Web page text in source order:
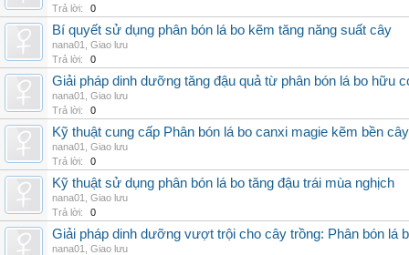
Trả lời:
0
Bí quyết sử dụng phân bón lá bo kẽm tăng năng suất cây
nana01
Giao lưu
Trả lời:
0
Giải pháp dinh dưỡng tăng đậu quả từ phân bón lá bo hữu
nana01
Giao lưu
Trả lời:
0
Kỹ thuật cung cấp Phân bón lá bo canxi magie kẽm bền cây
nana01
Giao lưu
Trả lời:
0
Kỹ thuật sử dụng phân bón lá bo tăng đậu trái mùa nghịch
nana01
Giao lưu
Trả lời:
0
Giải pháp dinh dưỡng vượt trội cho cây trồng: Phân bón lá
nana01
Giao lưu